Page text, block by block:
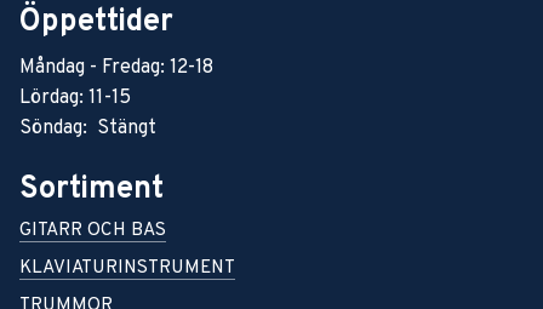
Öppettider
Måndag - Fredag: 12-18
Lördag: 11-15
Söndag: Stängt
Sortiment
GITARR OCH BAS
KLAVIATURINSTRUMENT